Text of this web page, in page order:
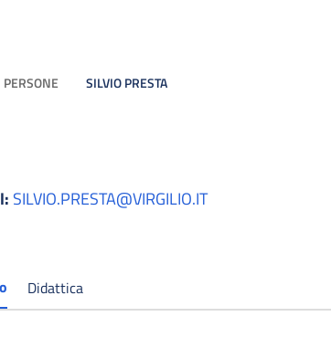
PERSONE SILVIO PRESTA
SILVIO.PRESTA@VIRGILIO.IT
Didattica